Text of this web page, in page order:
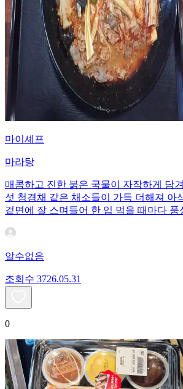
마이셰프
마라탕
매콤하고 진한 붉은 국물이 자작하게 담
섯 청경채 같은 채소들이 가득 더해져
겉면에 잘 스며들어 한 입 먹을 때마다
알수없음
조회수 3726.05.31
0